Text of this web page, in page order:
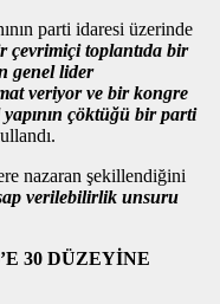
parti idaresi üzerinde
çevrimiçi toplantıda bir
genel lider
veriyor ve bir kongre
çöktüğü bir parti
nazaran şekillendiğini
verilebilirlik unsuru
30 DÜZEYİNE